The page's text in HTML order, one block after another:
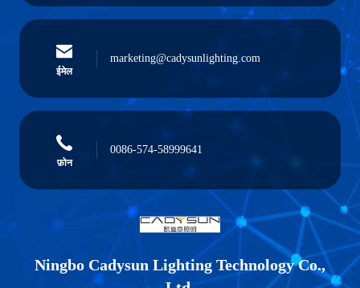
ईमेल
marketing@cadysunlighting.com
फ़ोन
0086-574-58999641
Ningbo Cadysun Lighting Technology Co.,